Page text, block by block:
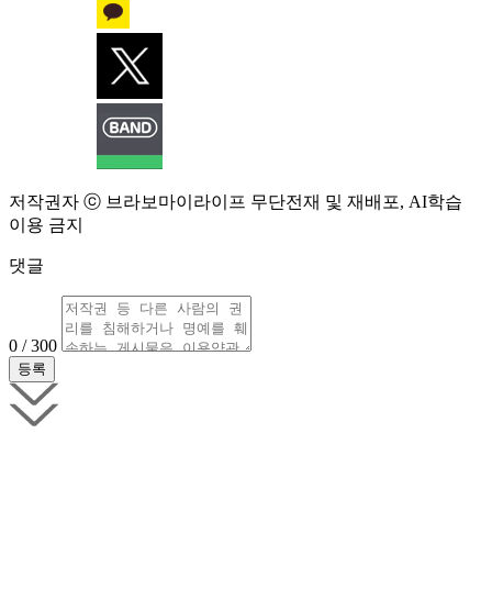
저작권자 ⓒ 브라보마이라이프 무단전재 및 재배포, AI학습
이용 금지
댓글
0 / 300